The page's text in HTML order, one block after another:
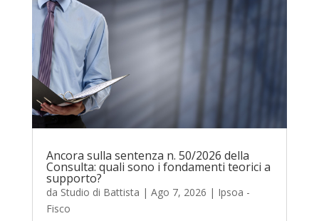
Ancora sulla sentenza n. 50/2026 della
Consulta: quali sono i fondamenti teorici a
supporto?
da Studio di Battista | Ago 7, 2026 | Ipsoa -
Fisco